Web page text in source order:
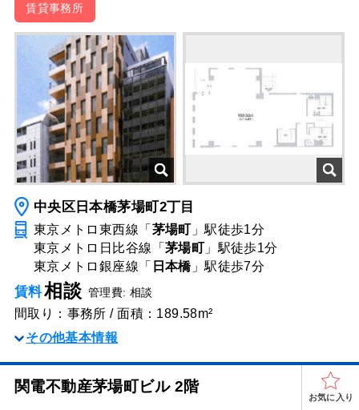
賃貸事務所
中央区日本橋茅場町2丁目
東京メトロ東西線「 茅場町 」駅徒歩1分
東京メトロ日比谷線「 茅場町 」駅徒歩1分
東京メトロ銀座線「
日本橋」駅徒歩7分
賃料相談 管理費: 相談
間取り：事務所 / 面積：189.58m²
その他基本情報
関電不動産茅場町ビル 2階
お気に入り